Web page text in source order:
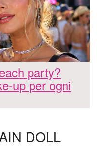
party?
up per ogni
DOLL